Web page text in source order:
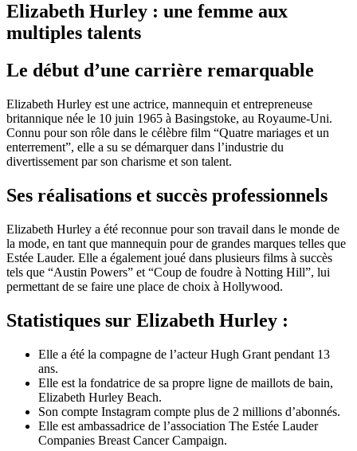
Elizabeth Hurley : une femme aux
multiples talents
Le début d’une carrière remarquable
Elizabeth Hurley est une actrice, mannequin et entrepreneuse
britannique née le 10 juin 1965 à Basingstoke, au Royaume-Uni.
Connu pour son rôle dans le célèbre film “Quatre mariages et un
enterrement”, elle a su se démarquer dans l’industrie du
divertissement par son charisme et son talent.
Ses réalisations et succès professionnels
Elizabeth Hurley a été reconnue pour son travail dans le monde de
la mode, en tant que mannequin pour de grandes marques telles que
Estée Lauder. Elle a également joué dans plusieurs films à succès
tels que “Austin Powers” et “Coup de foudre à Notting Hill”, lui
permettant de se faire une place de choix à Hollywood.
Statistiques sur Elizabeth Hurley :
Elle a été la compagne de l’acteur Hugh Grant pendant 13
ans.
Elle est la fondatrice de sa propre ligne de maillots de bain,
Elizabeth Hurley Beach.
Son compte Instagram compte plus de 2 millions d’abonnés.
Elle est ambassadrice de l’association The Estée Lauder
Companies Breast Cancer Campaign.